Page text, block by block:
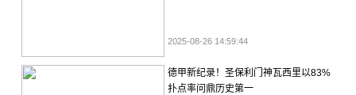
2025-08-26 14:59:44
德甲新纪录！圣保利门神瓦西里以83%
扑点率问鼎历史第一